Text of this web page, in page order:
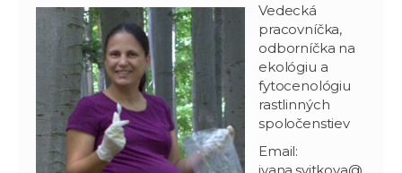
Vedecká
pracovníčka,
odborníčka na
ekológiu a
fytocenológiu
rastlinných
spoločenstiev
Email:
ivana.svitkova@